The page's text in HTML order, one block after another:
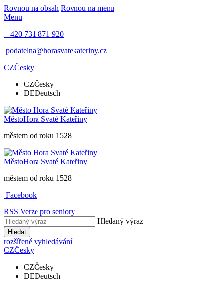
Rovnou na obsah Rovnou na menu
Menu
+420 731 871 920
podatelna@horasvatekateriny.cz
CZČesky
CZČesky
DEDeutsch
MěstoHora Svaté Kateřiny
městem od roku 1528
MěstoHora Svaté Kateřiny
městem od roku 1528
Facebook
RSS Verze pro seniory
Hledaný výraz
Hledat
rozšířené vyhledávání
CZČesky
CZČesky
DEDeutsch